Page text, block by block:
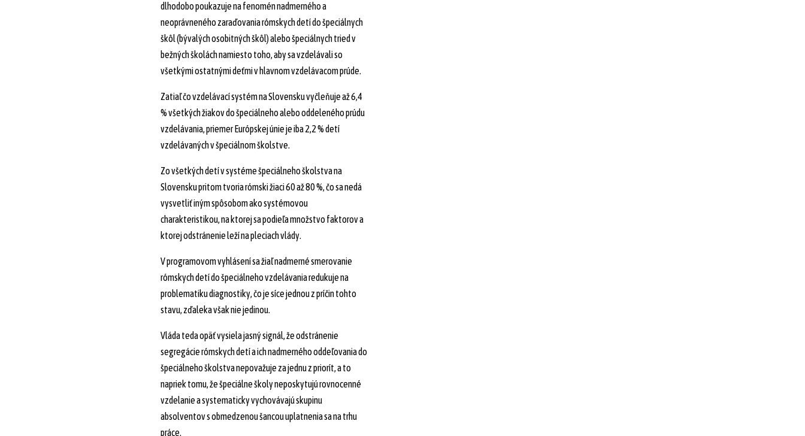
dlhodobo poukazuje na fenomén nadmerného a
neoprávneného zaraďovania rómskych detí do špeciálnych
škôl (bývalých osobitných škôl) alebo špeciálnych tried v
bežných školách namiesto toho, aby sa vzdelávali so
všetkými ostatnými deťmi v hlavnom vzdelávacom prúde.
Zatiaľ čo vzdelávací systém na Slovensku vyčleňuje až 6,4
% všetkých žiakov do špeciálneho alebo oddeleného prúdu
vzdelávania, priemer Európskej únie je iba 2,2 % detí
vzdelávaných v špeciálnom školstve.
Zo všetkých detí v systéme špeciálneho školstva na
Slovensku pritom tvoria rómski žiaci 60 až 80 %, čo sa nedá
vysvetliť iným spôsobom ako systémovou
charakteristikou, na ktorej sa podieľa množstvo faktorov a
ktorej odstránenie leží na pleciach vlády.
V programovom vyhlásení sa žiaľ nadmerné smerovanie
rómskych detí do špeciálneho vzdelávania redukuje na
problematiku diagnostiky, čo je síce jednou z príčin tohto
stavu, zďaleka však nie jedinou.
Vláda teda opäť vysiela jasný signál, že odstránenie
segregácie rómskych detí a ich nadmerného oddeľovania do
špeciálneho školstva nepovažuje za jednu z priorít, a to
napriek tomu, že špeciálne školy neposkytujú rovnocenné
vzdelanie a systematicky vychovávajú skupinu
absolventov s obmedzenou šancou uplatnenia sa na trhu
práce.